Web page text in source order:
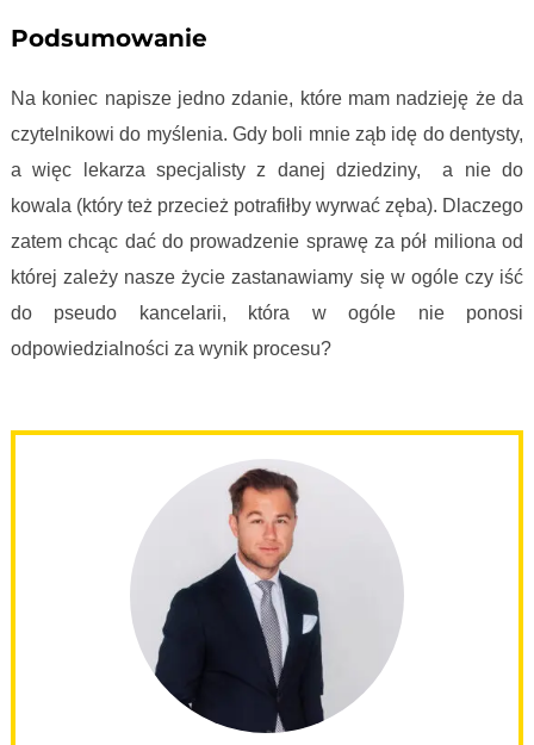
Podsumowanie
Na koniec napisze jedno zdanie, które mam nadzieję że da
czytelnikowi do myślenia. Gdy boli mnie ząb idę do dentysty,
a więc lekarza specjalisty z danej dziedziny, a nie do
kowala (który też przecież potrafiłby wyrwać zęba). Dlaczego
zatem chcąc dać do prowadzenie sprawę za pół miliona od
której zależy nasze życie zastanawiamy się w ogóle czy iść
do pseudo kancelarii, która w ogóle nie ponosi
odpowiedzialności za wynik procesu?